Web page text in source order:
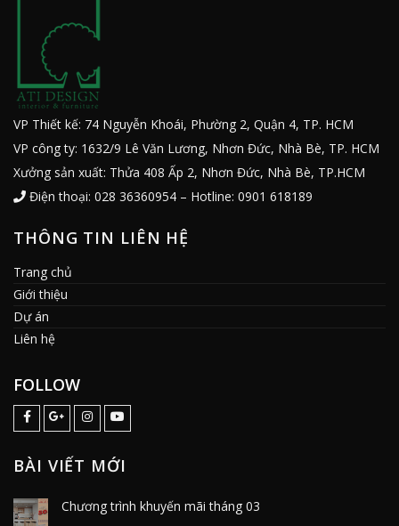
VP Thiết kế: 74 Nguyễn Khoái, Phường 2, Quận 4, TP. HCM
VP công ty: 1632/9 Lê Văn Lương, Nhơn Đức, Nhà Bè, TP. HCM
Xưởng sản xuất: Thửa 408 Ấp 2, Nhơn Đức, Nhà Bè, TP.HCM
Điện thoại: 028 36360954 – Hotline: 0901 618189
THÔNG TIN LIÊN HỆ
Trang chủ
Giới thiệu
Dự án
Liên hệ
FOLLOW
BÀI VIẾT MỚI
Chương trình khuyến mãi tháng 03